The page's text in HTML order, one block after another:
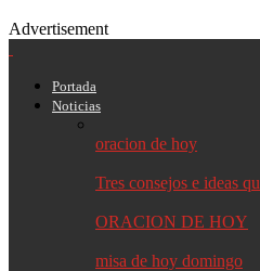
Advertisement
Portada
Noticias
oracion de hoy
Tres consejos e ideas
ORACION DE HOY
misa de hoy domingo